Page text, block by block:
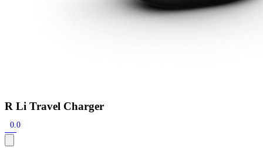
R Li Travel Charger
0.0